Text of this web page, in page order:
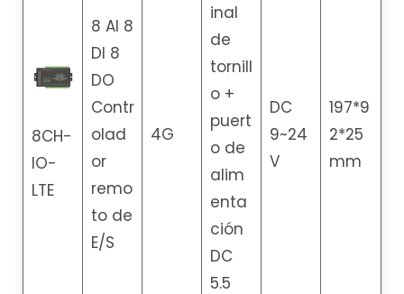
8CH-
IO-
LTE
8 AI 8
DI 8
DO
Contr
olad
or
remo
to de
E/S
4G
inal
de
tornill
o +
puert
o de
alim
enta
ción
DC
5.5
DC
9~24
V
197*9
2*25
mm